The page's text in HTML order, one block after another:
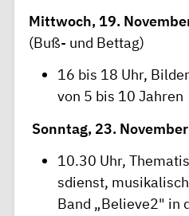
Mit­t­w­och, 19.
(Buß- und Be­t­tag)
16 bis 18 Uhr,
von 5 bis 10 Jah­r­en
Son­n­tag, 23.
10.30 Uhr,
sdi­en­st,
Band „Bel­i­eve2" in